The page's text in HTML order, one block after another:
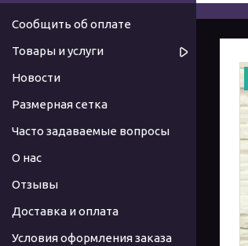
Сообщить об оплате
Товары и услуги
Новости
Размерная сетка
Часто задаваемые вопросы
О нас
Отзывы
Доставка и оплата
Условия оформления заказа